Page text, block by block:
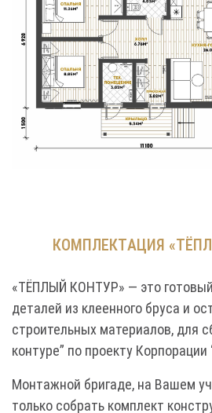
КОМПЛЕКТАЦИЯ
«ТЁПЛЫЙ КОНТУР» — это
деталей из клеенного бруса и
строительных материалов, для
контуре” по проекту Корпорации
Монтажной бригаде, на Вашем
только собрать комплект